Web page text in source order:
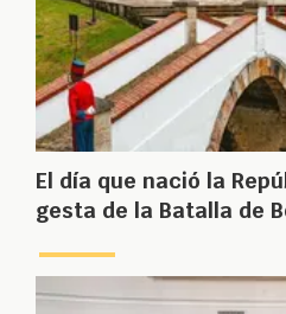
El día que nació la
gesta de la Batalla de